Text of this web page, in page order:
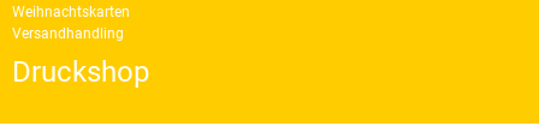
Weihnachtskarten
Versandhandling
Druckshop